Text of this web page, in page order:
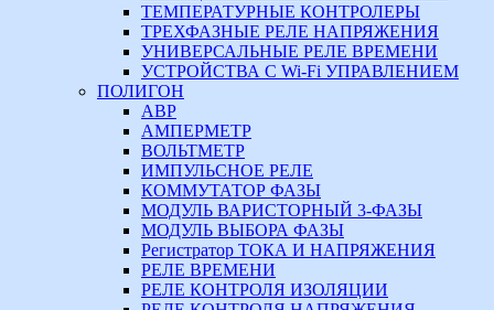
ТЕМПЕРАТУРНЫЕ КОНТРОЛЕРЫ
ТРЕХФАЗНЫЕ РЕЛЕ НАПРЯЖЕНИЯ
УНИВЕРСАЛЬНЫЕ РЕЛЕ ВРЕМЕНИ
УСТРОЙСТВА С Wi-Fi УПРАВЛЕНИЕМ
ПОЛИГОН
АВР
АМПЕРМЕТР
ВОЛЬТМЕТР
ИМПУЛЬСНОЕ РЕЛЕ
КОММУТАТОР ФАЗЫ
МОДУЛЬ ВАРИСТОРНЫЙ 3-ФАЗЫ
МОДУЛЬ ВЫБОРА ФАЗЫ
Регистратор ТОКА И НАПРЯЖЕНИЯ
РЕЛЕ ВРЕМЕНИ
РЕЛЕ КОНТРОЛЯ ИЗОЛЯЦИИ